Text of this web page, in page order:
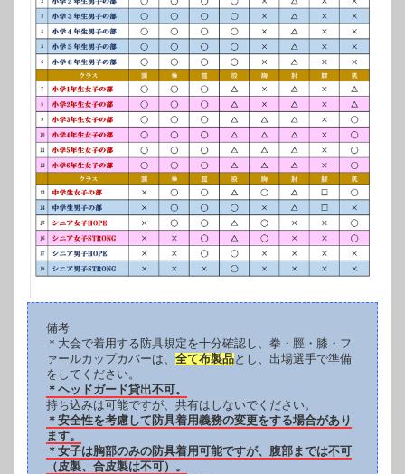
備考
＊大会で着用する防具規定を十分確認し、拳・脛・膝・フ
ァールカップカバーは、 全て布製品とし、出場選手で準備
をしてください。
＊ヘッドガード貸出不可。
持ち込みは可能ですが、共有はしないでください。
＊安全性を考慮して防具着用義務の変更をする場合があり
ます。
＊女子は胸部のみの防具着用可能ですが、腹部までは不可
（皮製、合皮製は不可）。